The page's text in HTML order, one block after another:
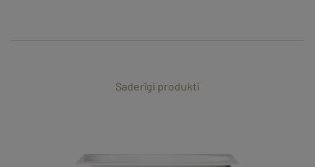
Saderīgi produkti